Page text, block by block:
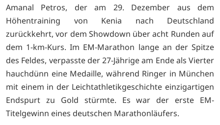
Amanal Petros, der am 29. Dezember aus dem
Höhentraining von Kenia nach Deutschland
zurückkehrt, vor dem Showdown über acht Runden auf
dem 1-km-Kurs. Im EM-Marathon lange an der Spitze
des Feldes, verpasste der 27-Jährige am Ende als Vierter
hauchdünn eine Medaille, während Ringer in München
mit einem in der Leichtathletikgeschichte einzigartigen
Endspurt zu Gold stürmte. Es war der erste EM-
Titelgewinn eines deutschen Marathonläufers.